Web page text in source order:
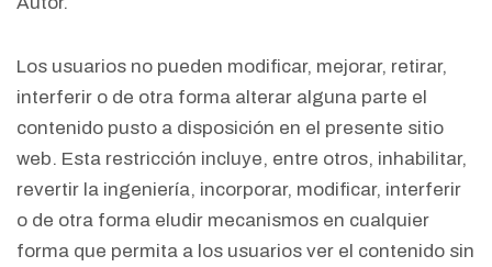
Los usuarios no pueden modificar, mejorar, retirar,
interferir o de otra forma alterar alguna parte el
contenido pusto a disposición en el presente sitio
web. Esta restricción incluye, entre otros, inhabilitar,
revertir la ingeniería, incorporar, modificar, interferir
o de otra forma eludir mecanismos en cualquier
forma que permita a los usuarios ver el contenido sin